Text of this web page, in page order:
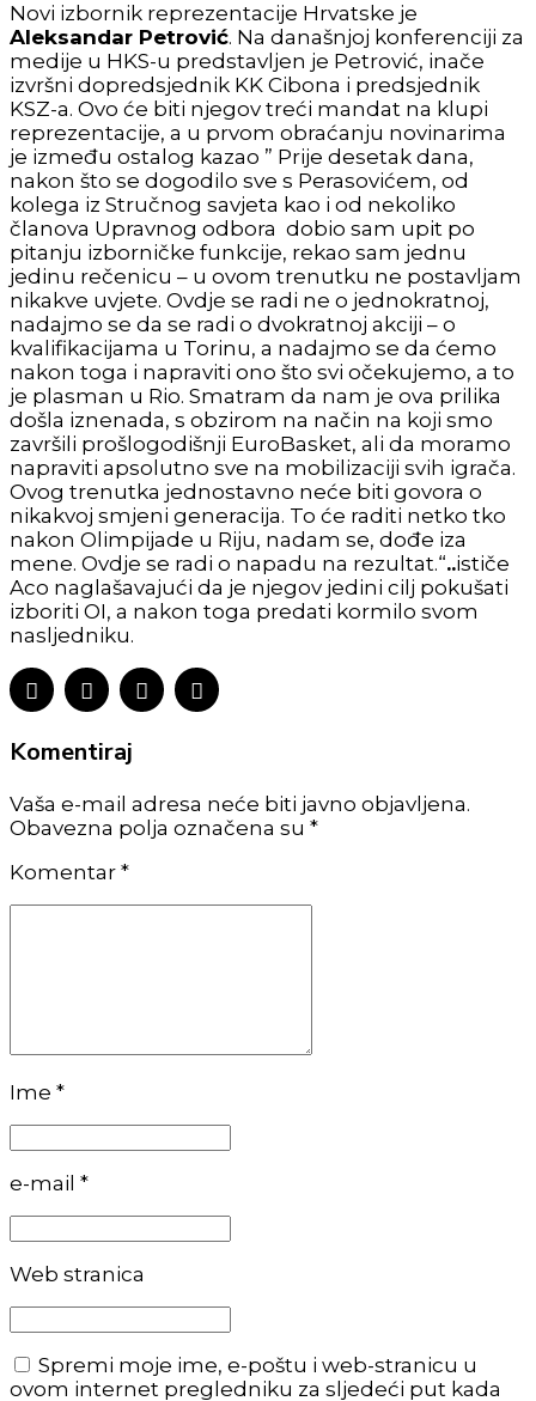
Novi izbornik reprezentacije Hrvatske je
Aleksandar Petrović. Na današnjoj konferenciji za
medije u HKS-u predstavljen je Petrović, inače
izvršni dopredsjednik KK Cibona i predsjednik
KSZ-a. Ovo će biti njegov treći mandat na klupi
reprezentacije, a u prvom obraćanju novinarima
je između ostalog kazao ” Prije desetak dana,
nakon što se dogodilo sve s Perasovićem, od
kolega iz Stručnog savjeta kao i od nekoliko
članova Upravnog odbora dobio sam upit po
pitanju izborničke funkcije, rekao sam jednu
jedinu rečenicu – u ovom trenutku ne postavljam
nikakve uvjete. Ovdje se radi ne o jednokratnoj,
nadajmo se da se radi o dvokratnoj akciji – o
kvalifikacijama u Torinu, a nadajmo se da ćemo
nakon toga i napraviti ono što svi očekujemo, a to
je plasman u Rio. Smatram da nam je ova prilika
došla iznenada, s obzirom na način na koji smo
završili prošlogodišnji EuroBasket, ali da moramo
napraviti apsolutno sve na mobilizaciji svih igrača.
Ovog trenutka jednostavno neće biti govora o
nikakvoj smjeni generacija. To će raditi netko tko
nakon Olimpijade u Riju, nadam se, dođe iza
mene. Ovdje se radi o napadu na rezultat.“..ističe
Aco naglašavajući da je njegov jedini cilj pokušati
izboriti OI, a nakon toga predati kormilo svom
nasljedniku.
Komentiraj
Vaša e-mail adresa neće biti javno objavljena.
Obavezna polja označena su *
Komentar *
Ime *
e-mail *
Web stranica
Spremi moje ime, e-poštu i web-stranicu u
ovom internet pregledniku za sljedeći put kada